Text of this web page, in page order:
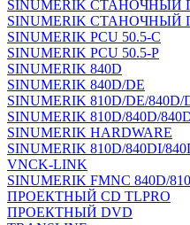
SINUMERIK СТАНОЧНЫЙ
SINUMERIK СТАНОЧНЫЙ
SINUMERIK PCU 50.5-C
SINUMERIK PCU 50.5-P
SINUMERIK 840D
SINUMERIK 840D/DE
SINUMERIK 810D/DE/840D/
SINUMERIK 810D/840D/
SINUMERIK HARDWARE
SINUMERIK 810D/840DI/
VNCK-LINK
SINUMERIK FMNC 840D/
ПРОЕКТНЫЙ CD TLPRO
ПРОЕКТНЫЙ DVD